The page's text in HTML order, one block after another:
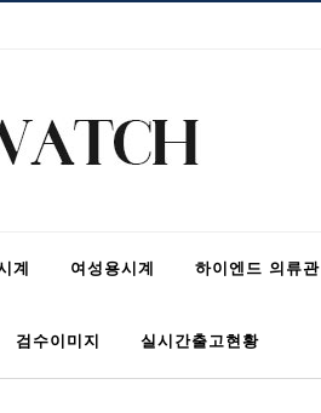
계 여성용시계 하이엔드 의류관
검수이미지 실시간출고현황